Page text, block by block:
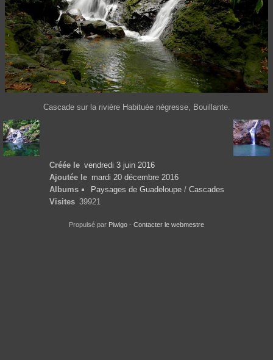
Cascade sur la rivière Habituée négresse, Bouillante.
Créée le vendredi 3 juin 2016
Ajoutée le mardi 20 décembre 2016
Albums
Paysages de Guadeloupe/ Cascades
Visites 39921
Propulsé par Piwigo - Contacter le webmestre